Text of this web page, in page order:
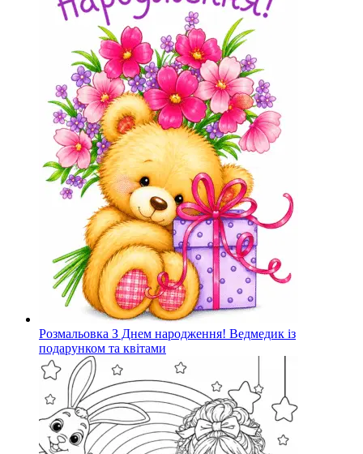
Розмальовка З Днем народження! Ведмедик із
подарунком та квітами